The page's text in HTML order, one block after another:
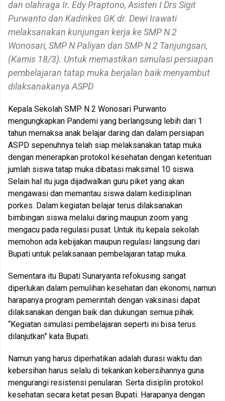
dan olahraga Ir. Edy Praptono, Asisten I Drs Sigit
Purwanto dan Kadinkes GK dr. Dewi Irawati
melaksanakan kunjungan kerja ke SMP N 2
Wonosari, SMP N Paliyan dan SMP N 2 Tanjungsari,
(Kamis 18/3). Untuk memastikan simulasi persiapan
pembelajaran tatap muka berjalan baik menyambut
dilaksanakanya ASPD
Kepala Sekolah SMP N 2 Wonosari Purwanto
mengungkapkan Pandemi yang berlangsung lebih dari 1
tahun memaksa anak belajar daring dan dalam persiapan
ASPD sepenuhnya telah siap melaksanakan tatap muka
dengan menerapkan protokol kesehatan dengan ketentuan
jumlah siswa tatap muka dibatasi maksimal 10 siswa.
Selain hal itu juga dijadwalkan guru piket yang akan
mengawasi dan memantau siswa dalam kedisiplinan
porkes. Dalam kegiatan belajar terus dilaksanakan
bimbingan siswa melalui daring maupun zoom yang
mengacu pada regulasi pusat. Untuk itu kepala sekolah
memohon ada kebijakan maupun regulasi langsung dari
Bupati untuk pelaksanaan pembelajaran tatap muka.
Sementara itu Bupati Sunaryanta refokusing sangat
diperlukan dalam pemulihan kesehatan dan ekonomi, namun
harapanya program pemerintah dengan vaksinasi dapat
dilaksanakan dengan baik dan dukungan semua pihak.
“Kegiatan simulasi pembelajaran seperti ini bisa terus
dilanjutkan” kata Bupati.
Namun yang harus diperhatikan adalah durasi waktu dan
kebersihan harus selalu di tekankan kebersihannya guna
mengurangi resistensi penularan. Serta disiplin protokol
kesehatan secara ketat pesan Bupati. Harapanya dengan